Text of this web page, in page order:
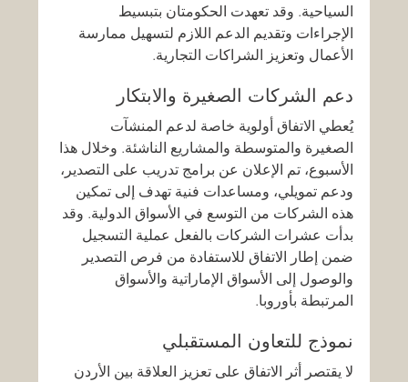
السياحية. وقد تعهدت الحكومتان بتبسيط
الإجراءات وتقديم الدعم اللازم لتسهيل ممارسة
الأعمال وتعزيز الشراكات التجارية.
دعم الشركات الصغيرة والابتكار
يُعطي الاتفاق أولوية خاصة لدعم المنشآت
الصغيرة والمتوسطة والمشاريع الناشئة. وخلال هذا
الأسبوع، تم الإعلان عن برامج تدريب على التصدير،
ودعم تمويلي، ومساعدات فنية تهدف إلى تمكين
هذه الشركات من التوسع في الأسواق الدولية. وقد
بدأت عشرات الشركات بالفعل عملية التسجيل
ضمن إطار الاتفاق للاستفادة من فرص التصدير
والوصول إلى الأسواق الإماراتية والأسواق
المرتبطة بأوروبا.
نموذج للتعاون المستقبلي
لا يقتصر أثر الاتفاق على تعزيز العلاقة بين الأردن